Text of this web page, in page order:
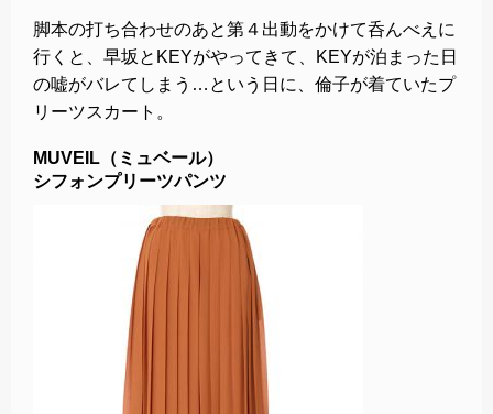
脚本の打ち合わせのあと第４出動をかけて呑んべえに
行くと、早坂とKEYがやってきて、KEYが泊まった日
の嘘がバレてしまう…という日に、倫子が着ていたプ
リーツスカート。
MUVEIL（ミュベール）
シフォンプリーツパンツ